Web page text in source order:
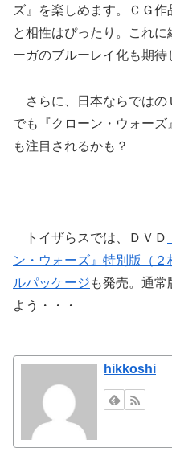
ズ』を楽しめます。ＣＧ
と相性はぴったり。これ
ーガのブルーレイ化も期待
さらに、日本ならではの
でも『クローン・ウォー
も注目されるかも？
トイザらスでは、ＤＶＤ
ン・ウォーズ』特別版（
ルパッケージ も発売。通
よう・・・
hikkoshi